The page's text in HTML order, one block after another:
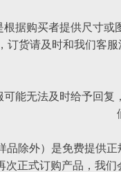
据购买者提供尺寸
订货请及时和我们客
能无法及时给予回复
品除外）是免费提供
次正式订购产品，我